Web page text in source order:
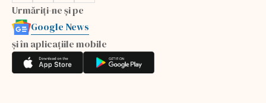
Urmăriți-ne și pe
Google News
și în aplicațiile mobile